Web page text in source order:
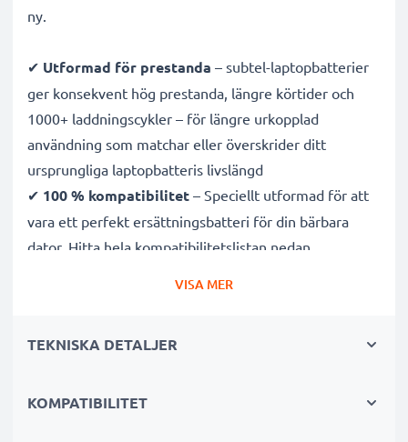
ny.
✔ Utformad för prestanda – subtel-laptopbatterier
ger konsekvent hög prestanda, längre körtider och
1000+ laddningscykler – för längre urkopplad
användning som matchar eller överskrider ditt
ursprungliga laptopbatteris livslängd
✔ 100 % kompatibilitet – Speciellt utformad för att
vara ett perfekt ersättningsbatteri för din bärbara
dator. Hitta hela kompatibilitetslistan nedan
kortslutnings-, överhettnings- och överspänningsskydd
står våra ersättningsbatterier för högkvalitativa och
VISA MER
TEKNISKA DETALJER
KOMPATIBILITET